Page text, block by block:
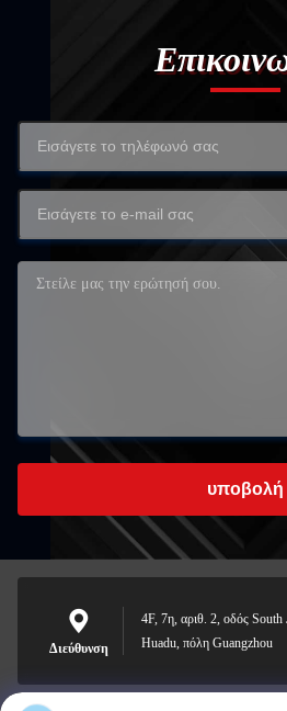
υποβολή
Διεύθυνση
4F, 7η, αριθ. 2, οδός
Huadu, πόλη Guangzhou